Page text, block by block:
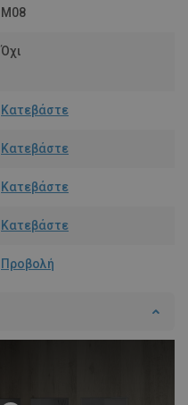
M08
Όχι
Κατεβάστε
Κατεβάστε
Κατεβάστε
Κατεβάστε
Προβολή